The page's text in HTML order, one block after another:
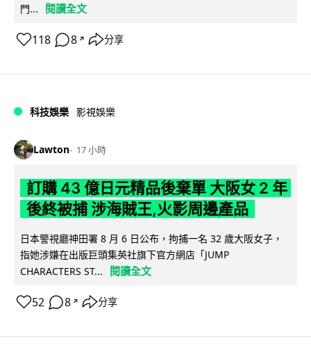
門...
閱讀全文
118 8 ↗ 分享
科技娛樂 影視娛樂
Lawton 17 小時
訂購 43 億日元精品後棄單 大阪女 2 年
後終被捕 涉海賊王,火影周邊產品
日本警視廳神田署 8 月 6 日公布，拘捕一名 32 歲大阪女子，
指她涉嫌在出版巨頭集英社旗下官方網店「JUMP
CHARACTERS ST...
閱讀全文
52 8 ↗ 分享